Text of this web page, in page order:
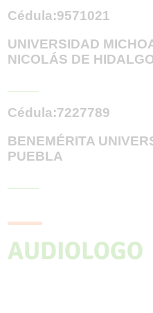
Cédula:9571021
UNIVERSIDAD
NICOLÁS DE
Cédula:7227789
BENEMÉRITA
PUEBLA
AUDIOLOGO